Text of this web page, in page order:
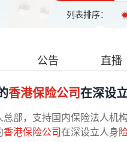
列表排序：
公告 直播
香港保险公司在深设
部，支持国内保险法人机
香港保险公司在深设立人身